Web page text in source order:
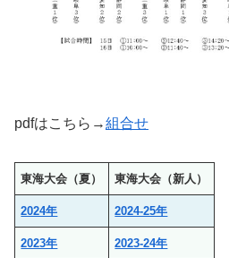
pdfはこちら→組合せ
東海大会（夏） 東海大会（新人）
2024年 2024-25年
2023年 2023-24年